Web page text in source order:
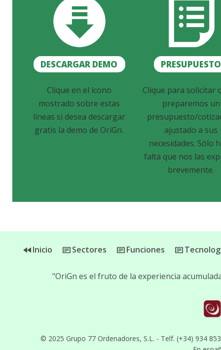
DESCARGAR DEMO PRESUPUESTO
Clique en el icono
mostrado sobre estas
líneas si desea descargar
gratis la demo de OriGn.
Clique para solicitar
preparemos un
presupuesto/
ajustado a sus
necesidades. Sólo
falta que nos las
brevemente.
Inicio Sectores Funciones
© 2025 Grupo 77 Ordenadores, S.L. - Telf. (+34) 934
"OriGn es el fruto de la experiencia